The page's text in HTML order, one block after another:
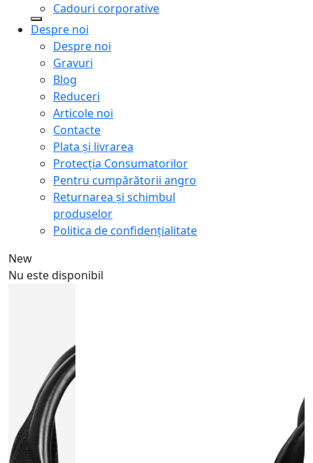
Cadouri corporative
Despre noi
Despre noi
Gravuri
Blog
Reduceri
Articole noi
Contacte
Plata și livrarea
Protecţia Consumatorilor
Pentru cumpărătorii angro
Returnarea și schimbul
produselor
Politica de confidențialitate
New
Nu este disponibil